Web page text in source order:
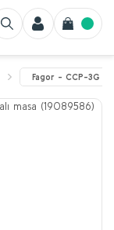
Fagor - CCP-3G